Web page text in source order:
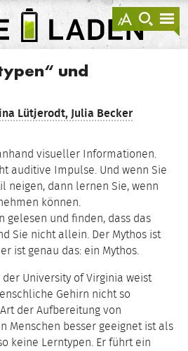
anzeigen
zur
Suche
LEHRE
LADENund
Lütjerodt, Julia Becker
visueller Informationen.
auditive Impulse. Und wenn Sie
neigen, dann lernen Sie, wenn
können.
gelesen und finden, dass das
Sie nicht allein. Der Mythos ist
ist genau das: ein Mythos.
University of Virginia weist
Gehirn nicht so
der Aufbereitung von
Menschen besser geeignet ist als
keine Lerntypen. Er führt ein